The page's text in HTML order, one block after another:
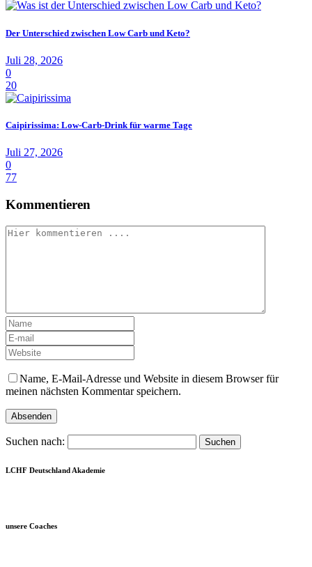
Der Unterschied zwischen Low Carb und Keto?
Juli 28, 2026
0
20
Caipirissima: Low-Carb-Drink für warme Tage
Juli 27, 2026
0
77
Kommentieren
Name, E-Mail-Adresse und Website in diesem Browser für
meinen nächsten Kommentar speichern.
Suchen nach:
LCHF Deutschland Akademie
unsere Coaches